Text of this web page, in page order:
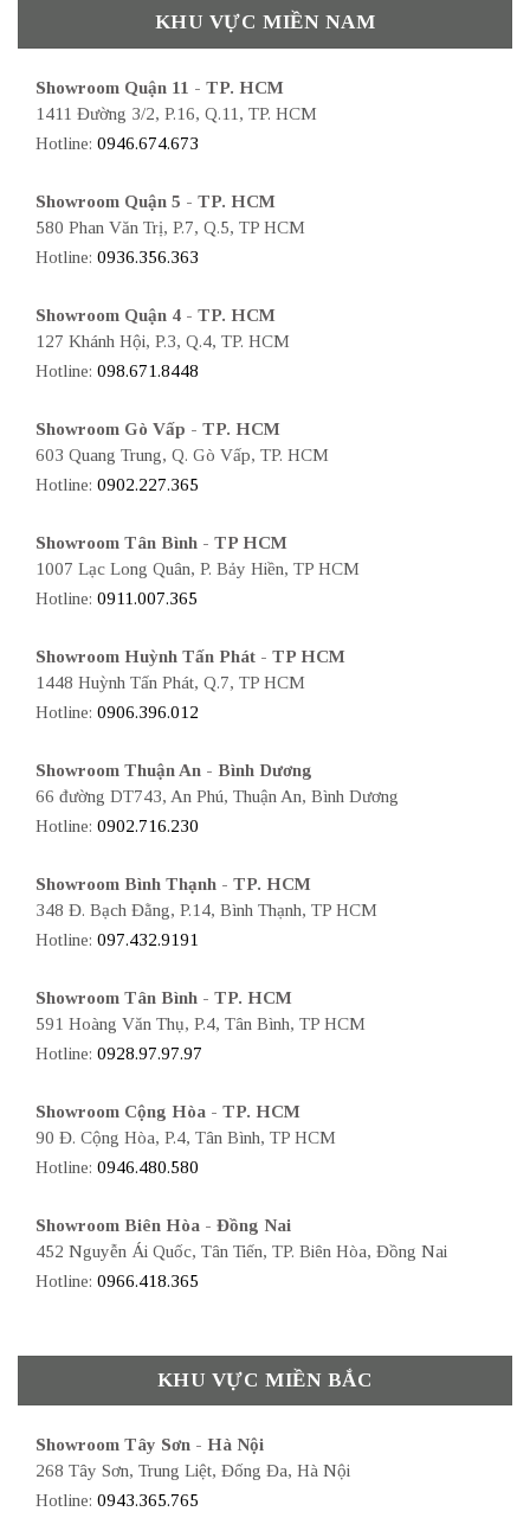
KHU VỰC MIỀN NAM
Showroom Quận 11 - TP. HCM
1411 Đường 3/2, P.16, Q.11, TP. HCM
Hotline: 0946.674.673
Showroom Quận 5 - TP. HCM
580 Phan Văn Trị, P.7, Q.5, TP HCM
Hotline: 0936.356.363
Showroom Quận 4 - TP. HCM
127 Khánh Hội, P.3, Q.4, TP. HCM
Hotline: 098.671.8448
Showroom Gò Vấp - TP. HCM
603 Quang Trung, Q. Gò Vấp, TP. HCM
Hotline: 0902.227.365
Showroom Tân Bình - TP HCM
1007 Lạc Long Quân, P. Bảy Hiền, TP HCM
Hotline: 0911.007.365
Showroom Huỳnh Tấn Phát - TP HCM
1448 Huỳnh Tấn Phát, Q.7, TP HCM
Hotline: 0906.396.012
Showroom Thuận An - Bình Dương
66 đường DT743, An Phú, Thuận An, Bình Dương
Hotline: 0902.716.230
Showroom Bình Thạnh - TP. HCM
348 Đ. Bạch Đằng, P.14, Bình Thạnh, TP HCM
Hotline: 097.432.9191
Showroom Tân Bình - TP. HCM
591 Hoàng Văn Thụ, P.4, Tân Bình, TP HCM
Hotline: 0928.97.97.97
Showroom Cộng Hòa - TP. HCM
90 Đ. Cộng Hòa, P.4, Tân Bình, TP HCM
Hotline: 0946.480.580
Showroom Biên Hòa - Đồng Nai
452 Nguyễn Ái Quốc, Tân Tiến, TP. Biên Hòa, Đồng Nai
Hotline: 0966.418.365
KHU VỰC MIỀN BẮC
Showroom Tây Sơn - Hà Nội
268 Tây Sơn, Trung Liệt, Đống Đa, Hà Nội
Hotline: 0943.365.765